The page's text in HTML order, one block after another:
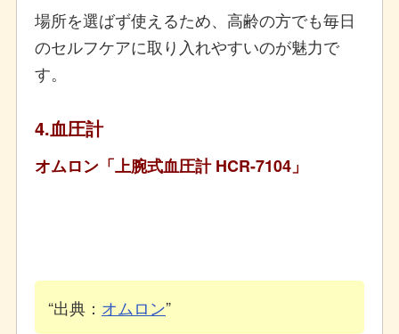
場所を選ばず使えるため、高齢の方でも毎日
のセルフケアに取り入れやすいのが魅力で
す。
4.血圧計
オムロン「上腕式血圧計 HCR-7104」
出典： オムロン